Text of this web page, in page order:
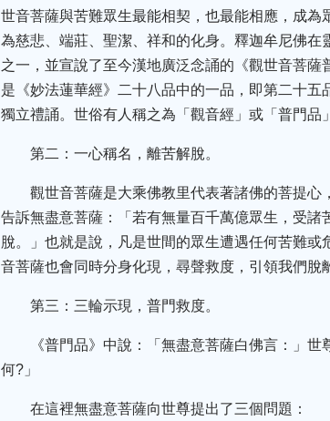
世音菩薩與苦難眾生最能相契，也最能相應，成
為慈悲、端莊、聖潔、祥和的化身。釋迦牟尼佛
之一，並宣說了至今漢地廣泛念誦的《觀世音菩薩
是《妙法蓮華經》二十八品中的一品，即第二十
獨立禮誦。世俗有人稱之為「觀音經」或「普門品
第二：一心稱名，離苦解脫。
觀世音菩薩是大乘佛教里代表著諸佛的菩提
告訴無盡意菩薩：「若有無量百千萬億眾生，受
脫。」也就是說，凡是世間的眾生遭遇任何苦難
音菩薩也會同時分身化現，尋聲救度，引領我們脫
第三：三輪示現，普門救度。
《普門品》中說：「無盡意菩薩白佛言：」
何?」
在這裡無盡意菩薩向世尊提出了三個問題：